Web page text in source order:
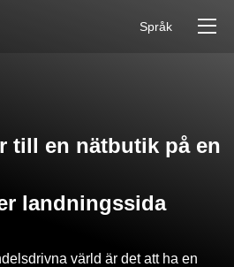
Språk
till en nätbutik på en
landningssida
värld är det att ha en